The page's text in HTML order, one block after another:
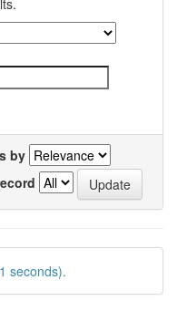
by
seconds).